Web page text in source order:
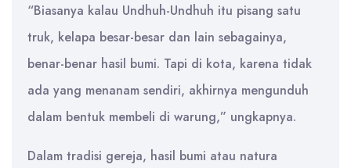
“Biasanya kalau Undhuh-Undhuh itu pisang satu
truk, kelapa besar-besar dan lain sebagainya,
benar-benar hasil bumi. Tapi di kota, karena tidak
ada yang menanam sendiri, akhirnya mengunduh
dalam bentuk membeli di warung,” ungkapnya.
Dalam tradisi gereja, hasil bumi atau natura